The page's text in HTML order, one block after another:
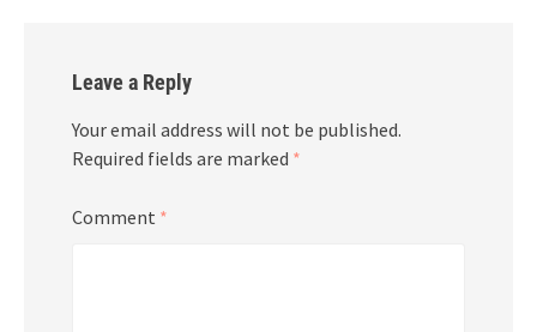
Leave a Reply
Your email address will not be published.
Required fields are marked *
Comment *